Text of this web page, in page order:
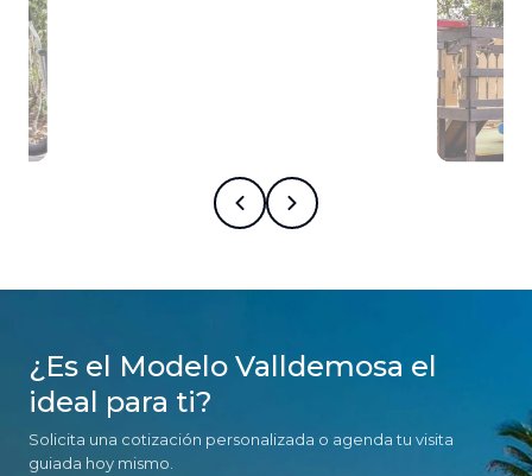
¿Es el Modelo Valldemosa el
ideal para ti?
Solicita una cotización personalizada o agenda tu visita
guiada hoy mismo.